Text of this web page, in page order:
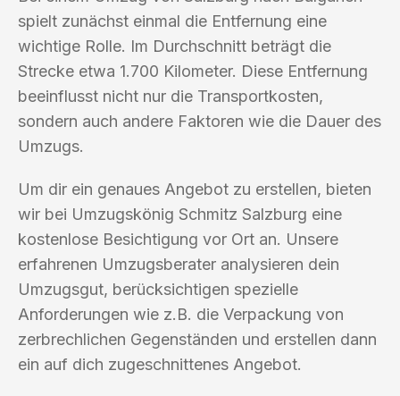
spielt zunächst einmal die Entfernung eine
wichtige Rolle. Im Durchschnitt beträgt die
Strecke etwa 1.700 Kilometer. Diese Entfernung
beeinflusst nicht nur die Transportkosten,
sondern auch andere Faktoren wie die Dauer des
Umzugs.
Um dir ein genaues Angebot zu erstellen, bieten
wir bei Umzugskönig Schmitz Salzburg eine
kostenlose Besichtigung vor Ort an. Unsere
erfahrenen Umzugsberater analysieren dein
Umzugsgut, berücksichtigen spezielle
Anforderungen wie z.B. die Verpackung von
zerbrechlichen Gegenständen und erstellen dann
ein auf dich zugeschnittenes Angebot.